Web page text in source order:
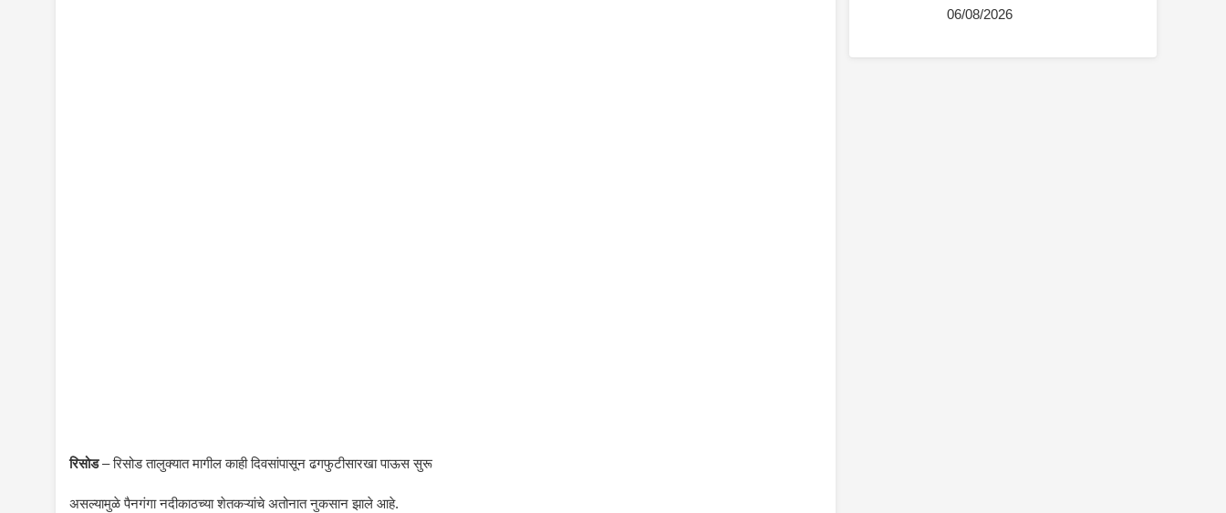
रिसोड– रिसोड तालुक्यात मागील काही दिवसांपासून ढगफुटीसारखा पाऊस सुरू
असल्यामुळे पैनगंगा नदीकाठच्या शेतकऱ्यांचे अतोनात नुकसान झाले आहे.
Fortuner-Kodiaq ला देणार थेट
06/08/2026